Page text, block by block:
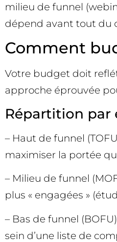
milieu de funnel
dépend avant tout du
Comment
Votre budget doit
approche éprouvée
Répartition par
– Haut de funnel
maximiser la portée
– Milieu de funnel
plus « engagées »
– Bas de funnel
sein d’une liste de